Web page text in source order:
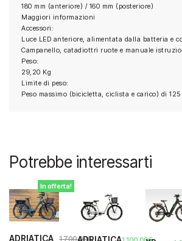
180 mm (anteriore) / 160 mm (posteriore)
Maggiori informazioni
Accessori:
Luce LED anteriore, alimentata dalla batteria e
Campanello, catadiottri ruote e manuale
Peso:
29,20 Kg
Limite di peso:
Peso massimo (bicicletta, ciclista e carico) di 125
Potrebbe interessarti
In offerta!
ADRIATICA 1,700.00€